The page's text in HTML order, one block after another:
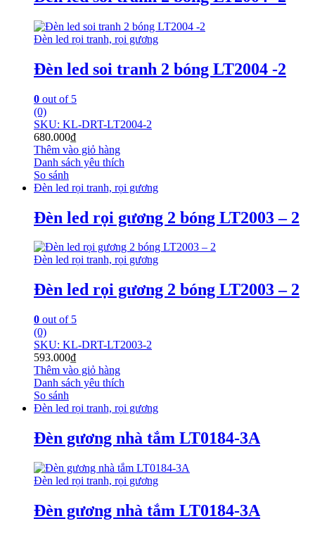
Đèn led rọi tranh, rọi gương
Đèn led soi tranh 2 bóng LT2004 -2
0 out of 5
(0)
SKU: KL-DRT-LT2004-2
680.000₫
Thêm vào giỏ hàng
Danh sách yêu thích
So sánh
Đèn led rọi tranh, rọi gương
Đèn led rọi gương 2 bóng LT2003 – 2
Đèn led rọi tranh, rọi gương
Đèn led rọi gương 2 bóng LT2003 – 2
0 out of 5
(0)
SKU: KL-DRT-LT2003-2
593.000₫
Thêm vào giỏ hàng
Danh sách yêu thích
So sánh
Đèn led rọi tranh, rọi gương
Đèn gương nhà tắm LT0184-3A
Đèn led rọi tranh, rọi gương
Đèn gương nhà tắm LT0184-3A